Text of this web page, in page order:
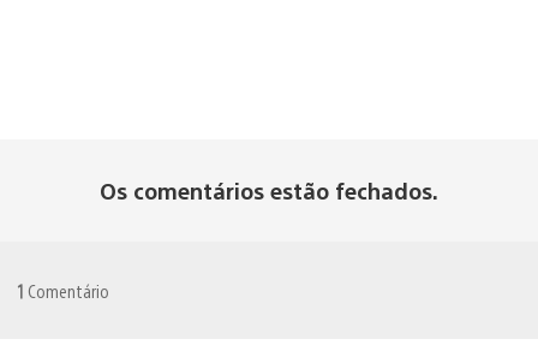
Os comentários estão fechados.
1 Comentário